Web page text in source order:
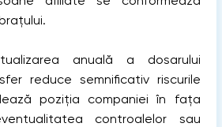
anuală a dosarului
reduce semnificativ riscurile
poziția companiei în fața
controalelor sau